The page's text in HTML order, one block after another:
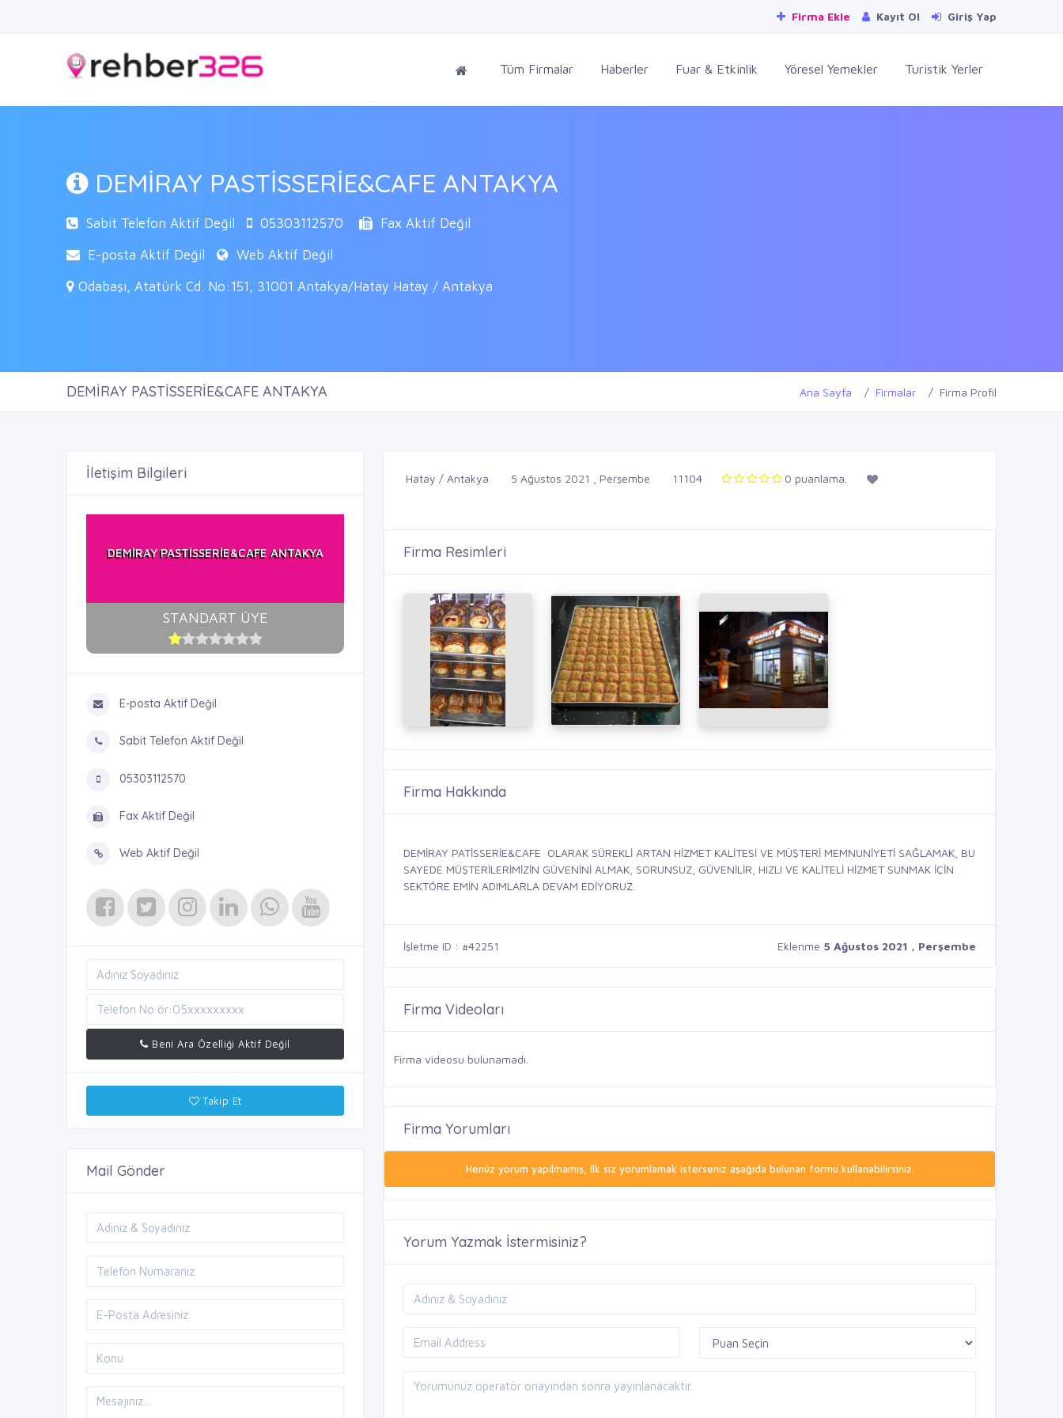
Firma Ekle Kayıt Ol Giriş Yap
Tüm Firmalar Haberler Fuar & Etkinlik Yöresel Yemekler Turistik Yerler
DEMİRAY PASTİSSERİE&CAFE ANTAKYA
Sabit Telefon Aktif Değil 05303112570
Fax Aktif Değil
E-posta Aktif Değil
Web Aktif Değil
Odabaşı, Atatürk Cd. No:151, 31001 Antakya/Hatay Hatay / Antakya
DEMİRAY PASTİSSERİE&CAFE ANTAKYA Ana Sayfa Firmalar Firma Profil
İletişim Bilgileri
DEMİRAY PASTİSSERİE&CAFE ANTAKYA
STANDART ÜYE
E-posta Aktif Değil
Sabit Telefon Aktif Değil
05303112570
Fax Aktif Değil
Web Aktif Değil
Beni Ara Özelliği Aktif Değil
Takip Et
Mail Gönder
Hatay / Antakya 5 Ağustos 2021 , Perşembe 11104 0 puanlama.
Firma Resimleri
Firma Hakkında
DEMİRAY PATİSSERİE&CAFE OLARAK SÜREKLİ ARTAN HİZMET KALİTESİ VE MÜŞTERİ MEMNUNİYETİ SAĞLAMAK, BU
SAYEDE MÜŞTERİLERİMİZİN GÜVENİNİ ALMAK, SORUNSUZ, GÜVENİLİR, HIZLI VE KALİTELİ HİZMET SUNMAK İÇİN
SEKTÖRE EMİN ADIMLARLA DEVAM EDİYORUZ.
İşletme ID : #42251 Eklenme 5 Ağustos 2021 , Perşembe
Firma Videoları
Firma videosu bulunamadı.
Firma Yorumları
Henüz yorum yapılmamış, ilk siz yorumlamak isterseniz aşağıda bulunan formu kullanabilirsiniz.
Yorum Yazmak İstermisiniz?